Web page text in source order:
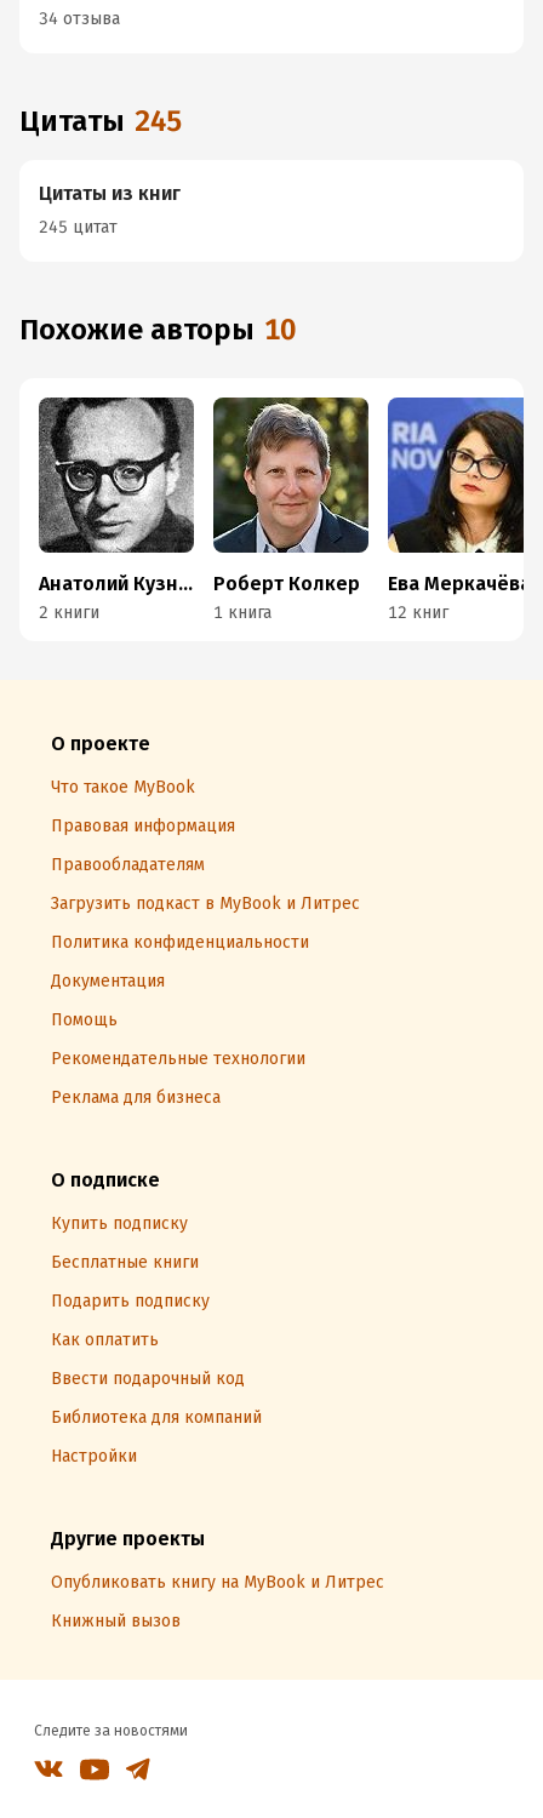
34 отзыва
Цитаты 245
Цитаты из книг
245 цитат
Похожие авторы 10
Анатолий Кузнецов
2 книги
Роберт Колкер
1 книга
Ева Меркачёва
12 книг
О проекте
Что такое MyBook
Правовая информация
Правообладателям
Загрузить подкаст в MyBook и Литрес
Политика конфиденциальности
Документация
Помощь
Рекомендательные технологии
Реклама для бизнеса
О подписке
Купить подписку
Бесплатные книги
Подарить подписку
Как оплатить
Ввести подарочный код
Библиотека для компаний
Настройки
Другие проекты
Опубликовать книгу на MyBook и Литрес
Книжный вызов
Следите за новостями